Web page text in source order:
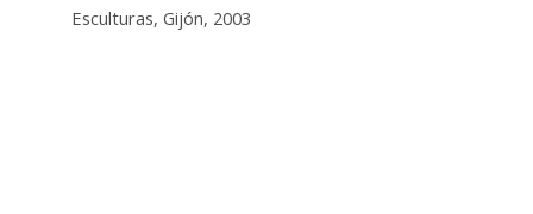
Esculturas, Gijón, 2003